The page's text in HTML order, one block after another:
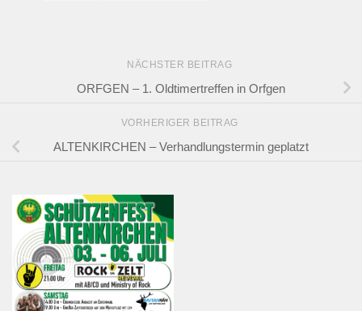
NÄCHSTER BEITRAG
ORFGEN – 1. Oldtimertreffen in Orfgen
VORHERIGER BEITRAG
ALTENKIRCHEN – Verhandlungstermin geplatzt